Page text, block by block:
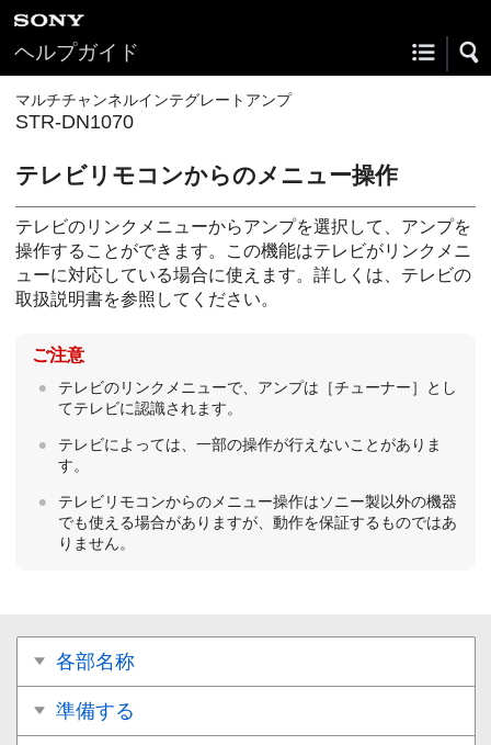
ヘルプガイド
マルチチャンネルインテグレートアンプ
STR-DN1070
テレビリモコンからのメニュー操作
テレビのリンクメニューからアンプを選択して、アンプを
操作することができます。この機能はテレビがリンクメニ
ューに対応している場合に使えます。詳しくは、テレビの
取扱説明書を参照してください。
ご注意
テレビのリンクメニューで、アンプは［チューナー］とし
てテレビに認識されます。
テレビによっては、一部の操作が行えないことがありま
す。
テレビリモコンからのメニュー操作はソニー製以外の機器
でも使える場合がありますが、動作を保証するものではあ
りません。
各部名称
準備する